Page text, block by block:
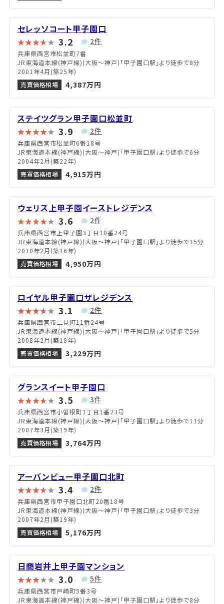
セレッソコート甲子園口
3.2 2件
兵庫県西宮市松並町7番
JR東海道本線(神戸線)(大阪～神戸)「甲子園口駅」より徒歩で8分
2001年4月(築25年)
売買価格相場
4,387万円
ステイツグラン甲子園口松並町
3.9 2件
兵庫県西宮市松並町6番18号
JR東海道本線(神戸線)(大阪～神戸)「甲子園口駅」より徒歩で6分
2004年2月(築22年)
売買価格相場
4,915万円
ウェリス上甲子園イーストレジデンス
3.6 2件
兵庫県西宮市上甲子園3丁目10番24号
JR東海道本線(神戸線)(大阪～神戸)「甲子園口駅」より徒歩で15分
2010年2月(築16年)
売買価格相場
4,950万円
ロイヤル甲子園口ザレジデンス
3.1 2件
兵庫県西宮市二見町11番24号
JR東海道本線(神戸線)(大阪～神戸)「甲子園口駅」より徒歩で5分
2008年2月(築18年)
売買価格相場
3,229万円
グランスイート甲子園口
3.5 3件
兵庫県西宮市小曽根町1丁目1番23号
JR東海道本線(神戸線)(大阪～神戸)「甲子園口駅」より徒歩で11分
2007年3月(築19年)
売買価格相場
3,764万円
アーバンビュー甲子園口北町
3.4 2件
兵庫県西宮市甲子園口北町20番18号
JR東海道本線(神戸線)(大阪～神戸)「甲子園口駅」より徒歩で3分
2007年2月(築19年)
売買価格相場
5,176万円
日商岩井上甲子園マンション
3.0 5件
兵庫県西宮市戸崎町5番3号
JR東海道本線(神戸線)(大阪～神戸)「甲子園口駅」より徒歩で8分